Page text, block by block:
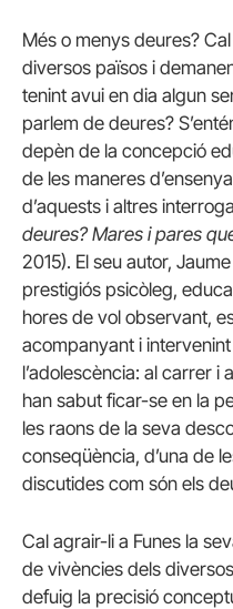
Més o menys deures?
diversos països i
tenint avui en dia algun
parlem de deures?
depèn de la concepció
de les maneres
d’aquests i altres
deures? Mares i pares
2015). El seu autor, Jaume
prestigiós psicòleg,
hores de vol observant,
acompanyant i
l’adolescència: al carrer i
han sabut ficar-se en la
les raons de la seva
conseqüència, d’una de
discutides com són els
Cal agrair-li a Funes la
de vivències dels
defuig la precisió